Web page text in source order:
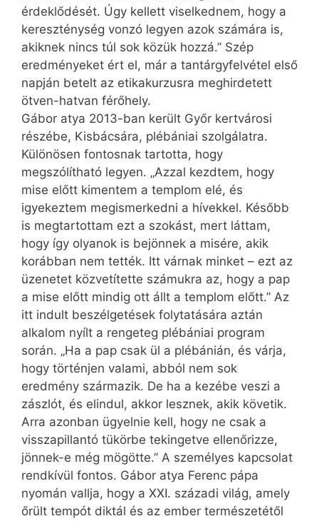
érdeklődését. Úgy kellett viselkednem, hogy a
kereszténység vonzó legyen azok számára is,
akiknek nincs túl sok közük hozzá.” Szép
eredményeket ért el, már a tantárgyfelvétel első
napján betelt az etikakurzusra meghirdetett
ötven-hatvan férőhely.
Gábor atya 2013-ban került Győr kertvárosi
részébe, Kisbácsára, plébániai szolgálatra.
Különösen fontosnak tartotta, hogy
megszólítható legyen. „Azzal kezdtem, hogy
mise előtt kimentem a templom elé, és
igyekeztem megismerkedni a hívekkel. Később
is megtartottam ezt a szokást, mert láttam,
hogy így olyanok is bejönnek a misére, akik
korábban nem tették. Itt várnak minket – ezt az
üzenetet közvetítette számukra az, hogy a pap
a mise előtt mindig ott állt a templom előtt.” Az
itt indult beszélgetések folytatására aztán
alkalom nyílt a rengeteg plébániai program
során. „Ha a pap csak ül a plébánián, és várja,
hogy történjen valami, abból nem sok
eredmény származik. De ha a kezébe veszi a
zászlót, és elindul, akkor lesznek, akik követik.
Arra azonban ügyelnie kell, hogy ne csak a
visszapillantó tükörbe tekingetve ellen­őrizze,
jönnek-e még mögötte.” A személyes kapcsolat
rendkívül fontos. Gábor atya Ferenc pápa
nyomán vallja, hogy a XXI. századi világ, amely
őrült tempót diktál és az ember természetétől